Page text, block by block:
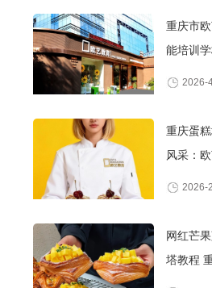
重庆市
能培训
2026-
重庆蛋
风采：
2026-
网红芒
塔教程